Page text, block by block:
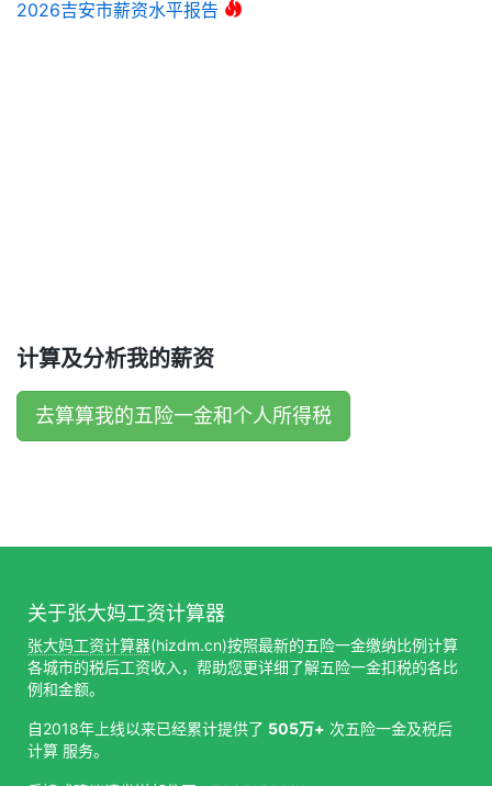
2026吉安市薪资水平报告
计算及分析我的薪资
去算算我的五险一金和个人所得税
关于张大妈工资计算器
张大妈工资计算器(hizdm.cn)按照最新的五险一金缴纳比例计算
各城市的税后工资收入，帮助您更详细了解五险一金扣税的各比
例和金额。
自2018年上线以来已经累计提供了 505万+ 次五险一金及税后
计算 服务。